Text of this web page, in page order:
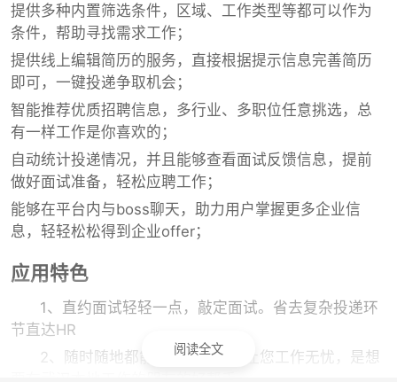
提供多种内置筛选条件，区域、工作类型等都可以作为
条件，帮助寻找需求工作；
提供线上编辑简历的服务，直接根据提示信息完善简历
即可，一键投递争取机会；
智能推荐优质招聘信息，多行业、多职位任意挑选，总
有一样工作是你喜欢的；
自动统计投递情况，并且能够查看面试反馈信息，提前
做好面试准备，轻松应聘工作；
能够在平台内与boss聊天，助力用户掌握更多企业信
息，轻轻松松得到企业offer；
应用特色
1、直约面试轻轻一点，敲定面试。省去复杂投递环
节直达HR
2、随时随地都能寻找好工作，让您工作无忧，是想
阅读全文